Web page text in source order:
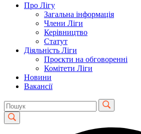
Про Лігу
Загальна інформація
Члени Ліги
Керівництво
Статут
Діяльність Ліги
Проєкти на обговоренні
Комітети Ліги
Новини
Вакансії